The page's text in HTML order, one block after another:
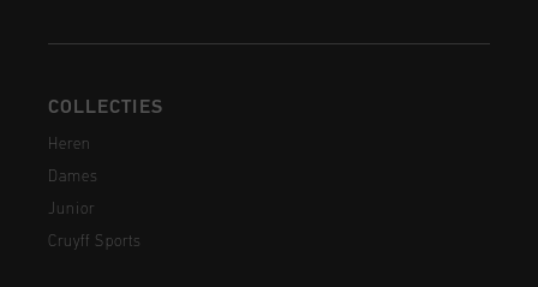
COLLECTIES
Heren
Dames
Junior
Cruyff Sports